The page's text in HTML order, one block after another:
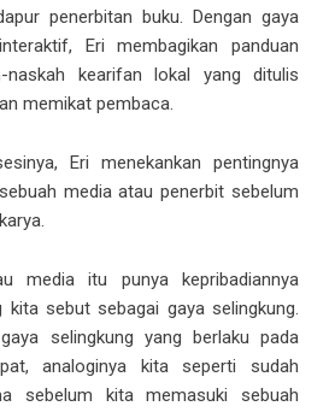
penerbitan buku. Dengan gaya
Eri membagikan panduan
naskah kearifan lokal yang ditulis
memikat pembaca.
Eri menekankan pentingnya
media atau penerbit sebelum
media itu punya kepribadiannya
kita sebut sebagai gaya selingkung.
selingkung yang berlaku pada
analoginya kita seperti sudah
sebelum kita memasuki sebuah